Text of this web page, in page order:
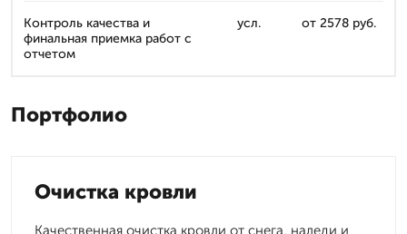
Контроль качества и
финальная приемка работ с
отчетом
усл. от 2578 руб.
Портфолио
Очистка кровли
Качественная очистка кровли от снега, наледи и